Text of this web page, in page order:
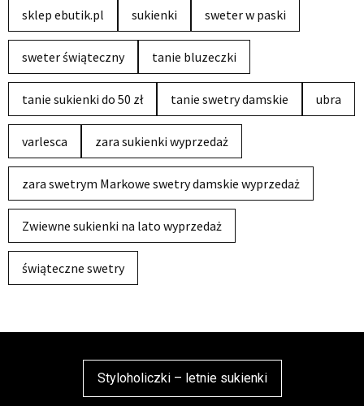
sklep ebutik.pl sukienki sweter w paski
sweter świąteczny tanie bluzeczki
tanie sukienki do 50 zł tanie swetry damskie ubra
varlesca zara sukienki wyprzedaż
zara swetrym Markowe swetry damskie wyprzedaż
Zwiewne sukienki na lato wyprzedaż
świąteczne swetry
Styloholiczki – letnie sukienki